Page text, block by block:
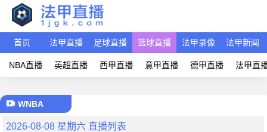
首页 法甲直播 足球直播 篮球直播 法甲录像 法甲新闻
NBA直播 英超直播 西甲直播 意甲直播 德甲直播 法甲直
WNBA
2026-08-08 星期六 直播列表